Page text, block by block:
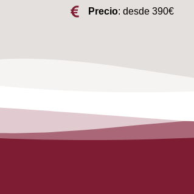
Precio: desde 390€